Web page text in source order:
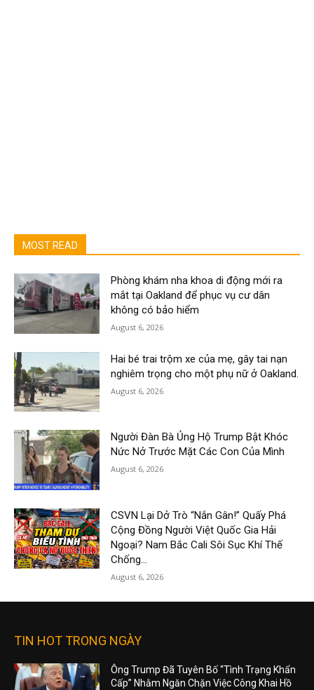
MOST READ
Phòng khám nha khoa di động mới ra
mắt tại Oakland để phục vụ cư dân
không có bảo hiểm
August 6, 2026
Hai bé trai trộm xe của mẹ, gây tai nạn
nghiêm trọng cho một phụ nữ ở Oakland.
August 6, 2026
Người Đàn Bà Ủng Hộ Trump Bật Khóc
Nức Nở Trước Mặt Các Con Của Mình
August 6, 2026
CSVN Lại Dở Trò “Nắn Gân!” Quấy Phá
Cộng Đồng Người Việt Quốc Gia Hải
Ngoại? Nam Bắc Cali Sôi Sục Khí Thế
Chống...
August 6, 2026
TIN HOT TRONG NGÀY
Ông Trump Đã Tuyên Bố “Tình Trạng Khẩn
Cấp” Nhằm Ngăn Chặn Việc Công Khai Hồ